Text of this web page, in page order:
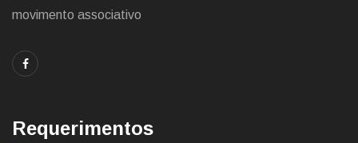
movimento associativo
Requerimentos